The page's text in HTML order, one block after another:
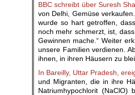
BBC schreibt über Suresh
von Delhi, Gemüse
wurde so hart getroffen,
noch mehr schmerzt, ist,
Gewinnen mache.“ Weiter
unsere Familien verdienen.
ihnen, in ihren Häusern zu
In Bareilly, Uttar Pradesh,
und Migranten, die in ihre
Natriumhypochlorit